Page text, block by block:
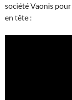
société Vaonis
en tête :